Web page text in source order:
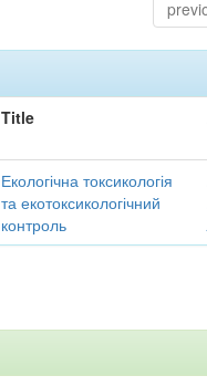
Title
Екологічна токсикологія
та екотоксикологічний
контроль